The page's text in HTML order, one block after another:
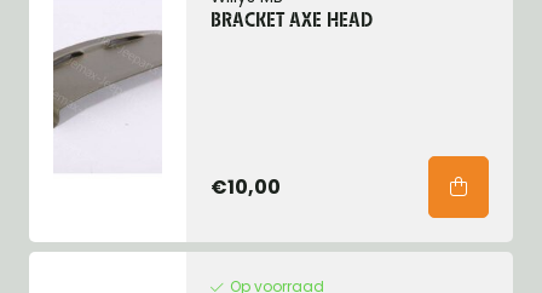
BRACKET AXE HEAD
€10,00
Op voorraad